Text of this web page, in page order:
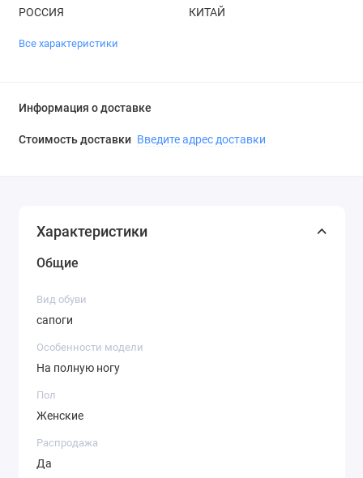
РОССИЯ КИТАЙ
Все характеристики
Информация о доставке
Стоимость доставки Введите адрес доставки
Характеристики
Общие
Вид обуви
сапоги
Особенности модели
На полную ногу
Пол
Женские
Распродажа
Да